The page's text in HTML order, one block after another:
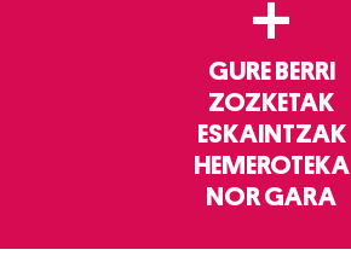
+
GURE BERRI
ZOZKETAK
ESKAINTZAK
HEMEROTEKA
NOR GARA